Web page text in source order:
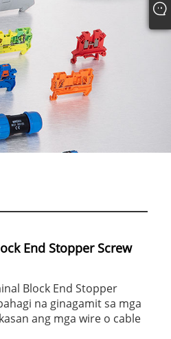
End Stopper Screw
Block End Stopper
na ginagamit sa mga
ang mga wire o cable